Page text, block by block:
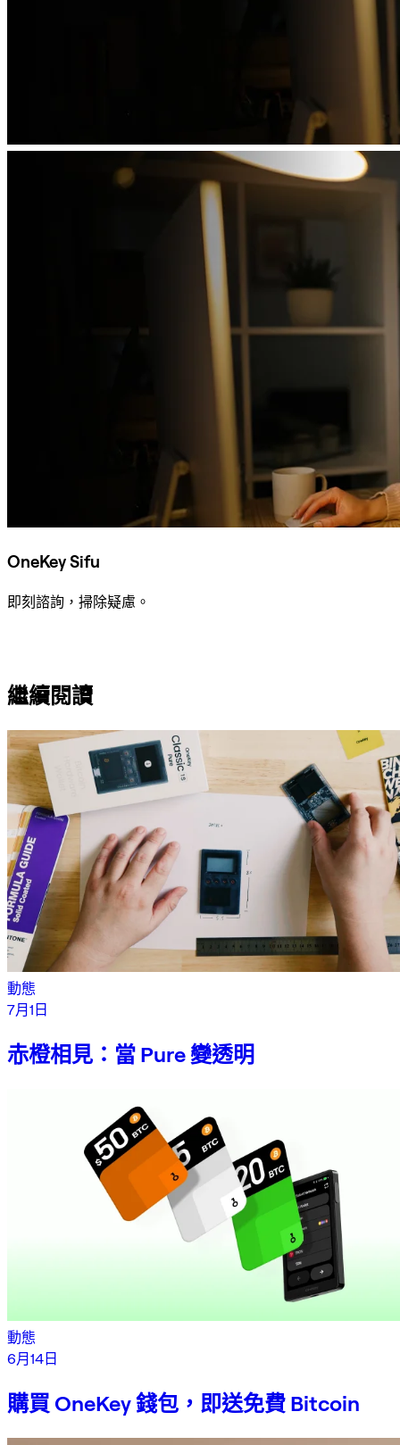
OneKey Sifu
即刻諮詢，掃除疑慮。
繼續閱讀
動態
7月1日
赤橙相見：當 Pure 變透明
動態
6月14日
購買 OneKey 錢包，即送免費 Bitcoin